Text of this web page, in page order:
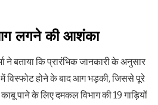
लगने की आशंका
ने बताया कि प्रारंभिक जानकारी के अनुसार
विस्फोट होने के बाद आग भड़की, जिससे पूरे
पाने के लिए दमकल विभाग की 19 गाड़ियों